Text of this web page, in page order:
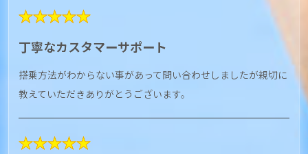
★★★★★
丁寧なカスタマーサポート
搭乗方法がわからない事があって問い合わせしましたが親切に
教えていただきありがとうございます。
★★★★★